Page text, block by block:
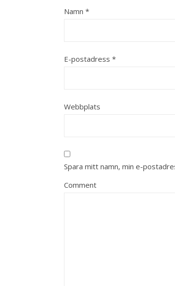
Namn *
E-postadress *
Webbplats
Spara mitt namn, min e-
Comment